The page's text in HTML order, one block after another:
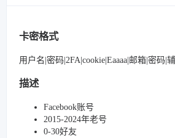
卡密格式
用户名|密码|2FA|cookie|Eaaaa|邮箱|密码|
描述
Facebook账号
2015-2024年老号
0-30好友